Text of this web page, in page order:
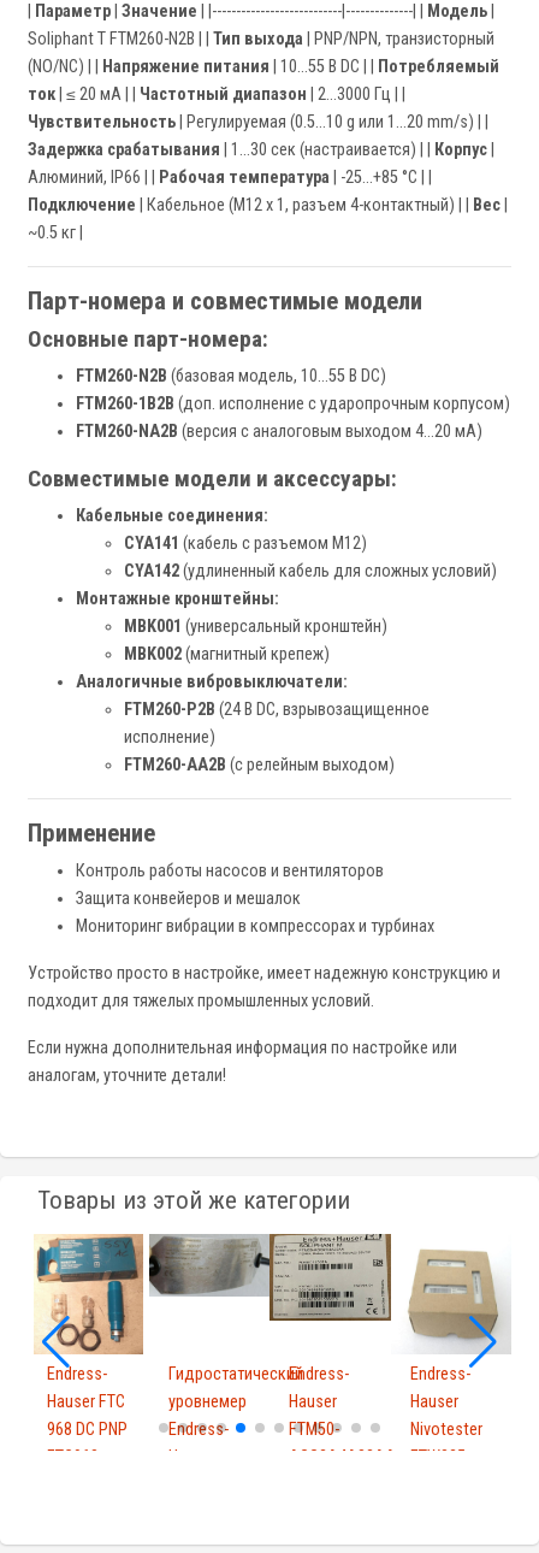
Параметр Значение | |---------------------------|--------------| | Модель
Soliphant T FTM260-N2B | | Тип выхода | PNP/NPN, транзисторный
(NO/NC) | |
Напряжение питания | 10…55 В DC | |
Потребляемый
ток | ≤ 20 мА | | Частотный диапазон | 2…3000 Гц | |
Чувствительность | Регулируемая (0.5…10 g или 1…20 mm/s) | |
Задержка срабатывания | 1…30 сек (настраивается) | | Корпус
Алюминий, IP66 | |
Рабочая температура | -25…+85 °C | |
Подключение | Кабельное (M12 x 1, разъем 4-контактный) | | Вес
~0.5 кг |
Парт-номера и совместимые модели
Основные парт-номера:
FTM260-N2B (базовая модель, 10…55 В DC)
FTM260-1B2B (доп. исполнение с ударопрочным корпусом)
FTM260-NA2B (версия с аналоговым выходом 4…20 мА)
Совместимые модели и аксессуары:
Кабельные соединения:
CYA141 (кабель с разъемом M12)
CYA142(удлиненный кабель для сложных условий)
Монтажные кронштейны:
MBK001 (универсальный кронштейн)
MBK002(магнитный крепеж)
Аналогичные вибровыключатели:
FTM260-P2B (24 В DC, взрывозащищенное
исполнение)
FTM260-AA2B (с релейным выходом)
Применение
Контроль работы насосов и вентиляторов
Защита конвейеров и мешалок
Мониторинг вибрации в компрессорах и турбинах
Устройство просто в настройке, имеет надежную конструкцию и
подходит для тяжелых промышленных условий.
Если нужна дополнительная информация по настройке или
аналогам, уточните детали!
Товары из этой же категории
Endress-
Hauser FTC
968 DC PNP
FTC968
Гидростатический
уровнемер
Endress-
Hause...
Endress-
Hauser
FTM50-
AGG2A4A32AA
Endress-
Hauser
Nivotester
FTW325